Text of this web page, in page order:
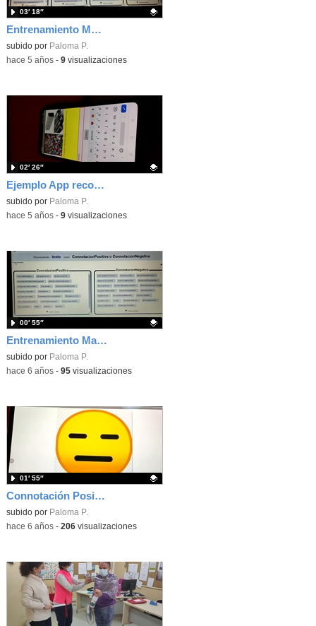
Entrenamiento MLK4
Contenido educativo.
subido por Paloma P.
03′ 18″
-hace 5 años- 9visualizaciones
Ejemplo App reconocimiento de textos
Contenido educativo.
subido por Paloma P.
02′ 26″
-hace 5 años- 9visualizaciones
Entrenamiento Machine learning sentimientos
Contenido educativo.
subido por Paloma P.
00′ 55″
-hace 6 años- 95visualizaciones
Connotación Positiva Connotación Negativa IA
Contenido educativo.
subido por Paloma P.
01′ 55″
-hace 6 años- 206visualizaciones